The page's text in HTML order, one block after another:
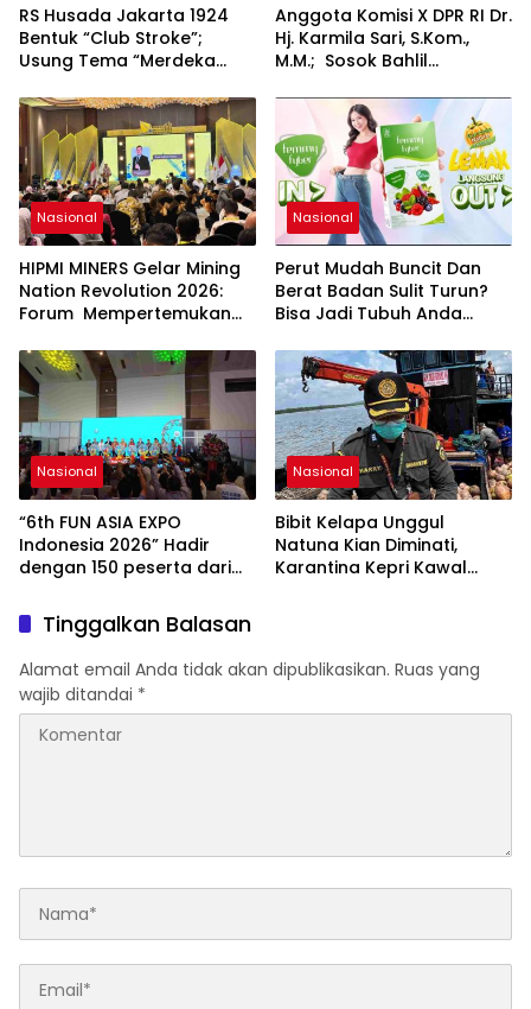
RS Husada Jakarta 1924
Bentuk “Club Stroke”;
Usung Tema “Merdeka
Bermakna”
Anggota Komisi X DPR RI Dr.
Hj. Karmila Sari, S.Kom.,
M.M.; Sosok Bahlil
Sumber Inspirasi bagi
Generasi Muda, Pelaku
Usaha, Pemerintah,
maupun Pemangku
Kepentingan lainnya untuk
bersama-sama
Memberikan Kontribusi
bagi Pembangunan
Nasional.
Nasional
HIPMI MINERS Gelar Mining
Nation Revolution 2026:
Forum Mempertemukan
Investor, Akademisi, dan
Pengusaha dalam
Mendukung Percepatan
Hilirisasi Nasional.
Nasional
Perut Mudah Buncit Dan
Berat Badan Sulit Turun?
Bisa Jadi Tubuh Anda
Nasional
“6th FUN ASIA EXPO
Indonesia 2026” Hadir
dengan 150 peserta dari
Industri Taman Rekreasi
dan Ekosistem Pariwisata
di Tanah Air
Nasional
Bibit Kelapa Unggul
Natuna Kian Diminati,
Karantina Kepri Kawal
Tinggalkan Balasan
Alamat email Anda tidak akan dipublikasikan. Ruas yang
wajib ditandai *